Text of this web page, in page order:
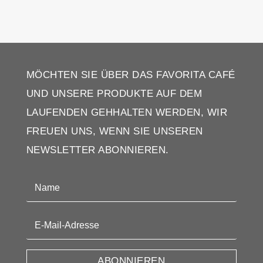
MÖCHTEN SIE ÜBER DAS FAVORITA CAFÉ
UND UNSERE PRODUKTE AUF DEM
LAUFENDEN GEHHALTEN WERDEN, WIR
FREUEN UNS, WENN SIE UNSEREN
NEWSLETTER ABONNIEREN.
ABONNIEREN